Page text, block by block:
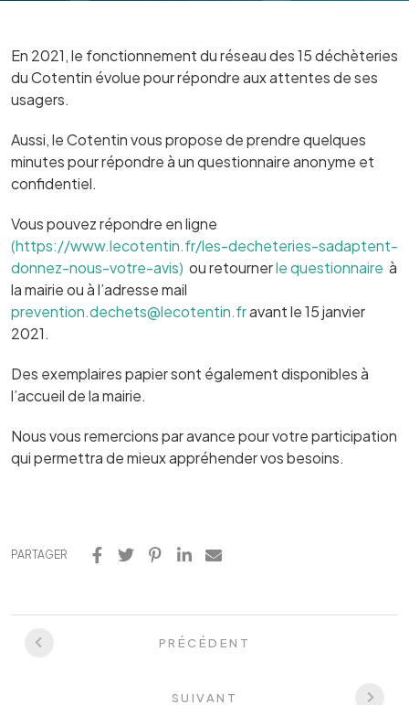
En 2021, le fonctionnement du réseau des 15 déchèteries
du Cotentin évolue pour répondre aux attentes de ses
usagers.
Aussi, le Cotentin vous propose de prendre quelques
minutes pour répondre à un questionnaire anonyme et
confidentiel.
Vous pouvez répondre en ligne
(https://www.lecotentin.fr/les-decheteries-sadaptent-
donnez-nous-votre-avis) ou retournerle questionnaire à
la mairie ou à l’adresse mail
prevention.dechets@lecotentin.fravant le 15 janvier
2021.
Des exemplaires papier sont également disponibles à
l’accueil de la mairie.
Nous vous remercions par avance pour votre participation
qui permettra de mieux appréhender vos besoins.
PARTAGER
PRÉCÉDENT
SUIVANT